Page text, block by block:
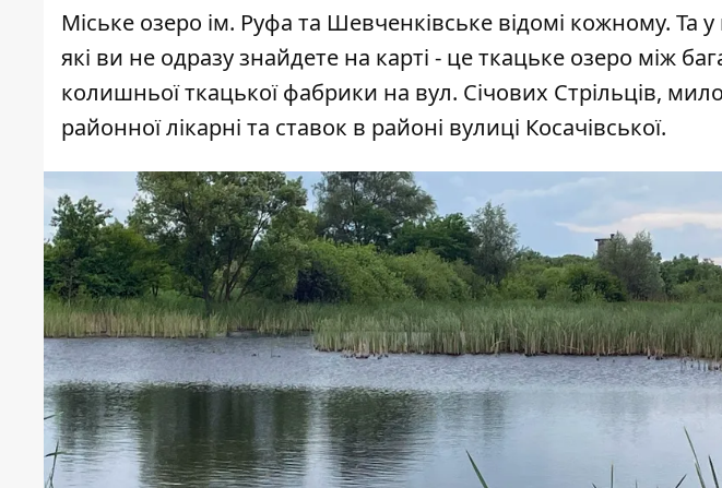
Міське озеро ім. Руфа та Шевченківське відомі кожному. Та
які ви не одразу знайдете на карті - цеткацьке озеро між
колишньої ткацької фабрики на вул. Січових Стрільців,
районної лікарні та ставок в районі вулиці Косачівської.